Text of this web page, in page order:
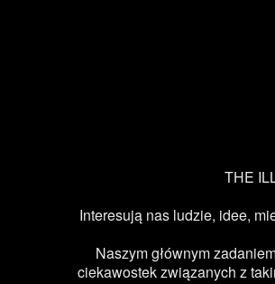
THE
Interesują nas ludzie, idee,
Naszym głównym
ciekawostek związanych z